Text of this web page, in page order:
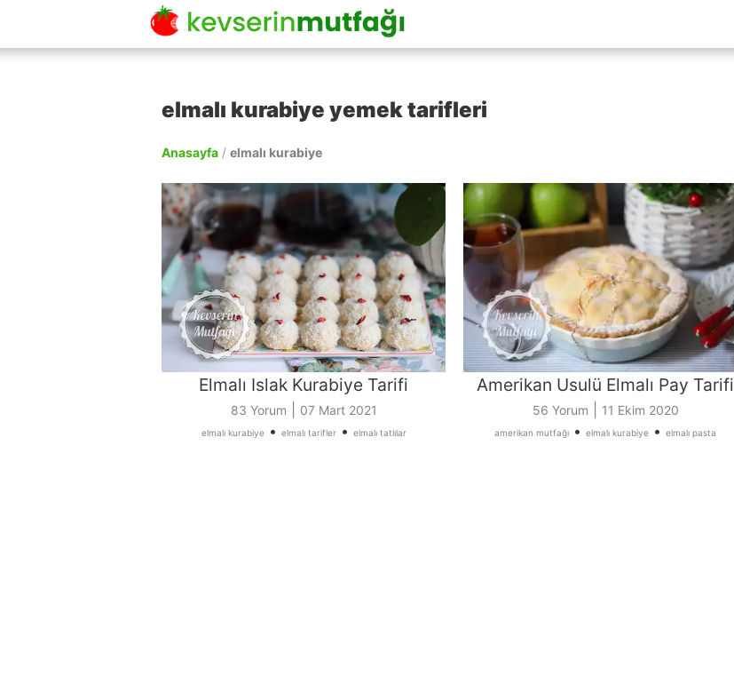
elmalı kurabiye yemek tarifleri
Anasayfa / elmalı kurabiye
Elmalı Islak Kurabiye Tarifi
83 Yorum 07 Mart 2021
elmalı kurabiye• elmalı tarifler• elmalı tatlılar
Amerikan Usulü Elmalı Pay Tarifi
56 Yorum 11 Ekim 2020
amerikan mutfağı • elmalı kurabiye • elmalı pasta